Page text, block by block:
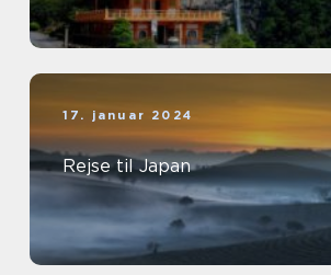
17. januar 2024
Rejse til Japan